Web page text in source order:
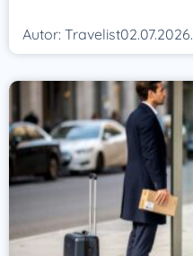
Autor: Travelist02.07.2026.